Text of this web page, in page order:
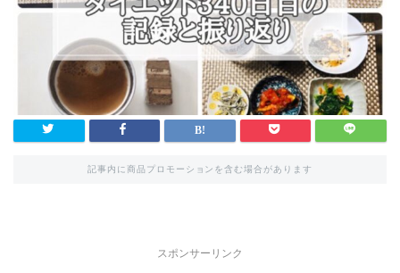
記事内に商品プロモーションを含む場合があります
スポンサーリンク